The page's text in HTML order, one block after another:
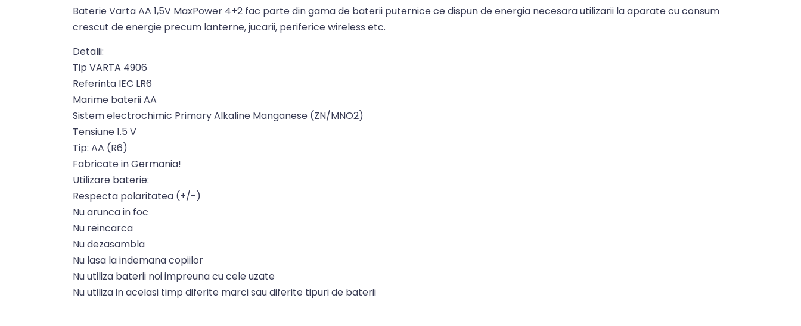
Baterie Varta AA 1,5V MaxPower 4+2 fac parte din gama de baterii puternice ce dispun de energia necesara utilizarii la aparate cu consum
crescut de energie precum lanterne, jucarii, periferice wireless etc.
Detalii:
Tip VARTA 4906
Referinta IEC LR6
Marime baterii AA
Sistem electrochimic Primary Alkaline Manganese (ZN/MNO2)
Tensiune 1.5 V
Tip: AA (R6)
Fabricate in Germania!
Utilizare baterie:
Respecta polaritatea (+/-)
Nu arunca in foc
Nu reincarca
Nu dezasambla
Nu lasa la indemana copiilor
Nu utiliza baterii noi impreuna cu cele uzate
Nu utiliza in acelasi timp diferite marci sau diferite tipuri de baterii